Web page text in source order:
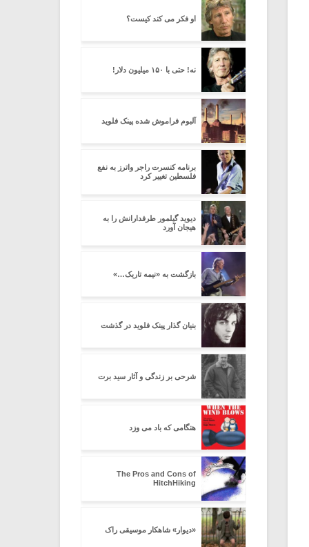
او فکر می کند کیست؟
نه! حتی با ۱۵۰ میلیون دلار!
آلبوم فراموش شده پینک فلوید
برنامه کنسرت راجر واترز به نفع
فلسطین تغییر کرد
دیوید گیلمور طرفدارانش را به
هیجان آورد
بازگشت به «نیمه تاریک…»
بنیان گذار پینک فلوید در گذشت
شرحی بر زندگی و آثار سید برت
هنگامی که باد می وزد
The Pros and Cons of
HitchHiking
«دیوار» شاهکار موسیقی راک